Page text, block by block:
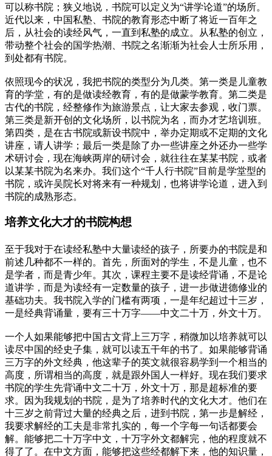
可以称书院；狭义地说，书院可以定义为“讲学论道”的场所。
近代以来，中国私塾、书院的教育形态中断了将近一百年之
后，从社会的读经风气，一直到私塾的成立。从私塾的创立，
带动整个社会的国学热潮、书院之名渐渐为社会人士所乐用，
到处都有书院。
依照现今的状况，我把书院的类型分为几类。第一类是儿童教
育的学堂，有的是做读经教育，有的是做蒙学教育。第二类是
古代的书院，经整修作为旅游景点，让大家去参观，收门票。
第三类是新开创的文化场所，以书院为名，而办才艺培训班。
第四类，是在古书院或新设书院中，举办定期或不定期的文化
讲座，请人讲学；最后一类是除了办一些讲座之外还办一些学
术研讨会，现在海峡两岸的研讨会，就往往在某某书院，或者
以某某书院为名来办。我们这个“千人行书院”目前是学堂型的
书院，或许吴院长对将来有一种规划，也将讲学论道，进入到
书院的成熟形态。
培养文化大才的书院构想
至于我对于在读经私塾中大量读经的孩子，所要办的书院是和
前述几种都不一样的。首先，所面对的学生，不是儿童，也不
是学者，而是青少年。其次，课程主要不是读经背诵，不是论
道讲学，而是为读经有一定数量的孩子，进一步做进德修业的
基础功夫。我书院入学的门槛有两项，一是年纪超过十三岁，
一是经典背诵量，要有三十万字——中文二十万，外文十万。
一个人如果能够把中国古文背上三万字，稍微加以培养就可以
读尽中国的经史子集，就可以读五干年的书了。如果能够背诵
三万字的外文经典，他这辈子的英文就很容易学到一个相当的
高度，所谓相当的高度，就是跟外国人一样好。现在我们要求
书院的学生先背诵中文二十万，外文十万，那是超标准的要
求。因为我规划的书院，是为了培养时代的文化大才。他们在
十三岁之前背过大量的经典之后，进到书院，第一步是解经，
我要求解经的工夫是非常扎实的，每一个字每一句话都要会
解。能够把二十万字中文，十万字外文都解完，他的程度就不
得了了。在中文方面，能够把这些经都解下来，他的知识量，